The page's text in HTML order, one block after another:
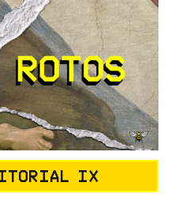
IX